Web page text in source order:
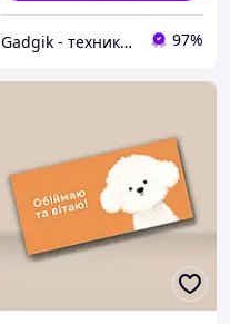
Gadgik - техника и аксессуары 97%